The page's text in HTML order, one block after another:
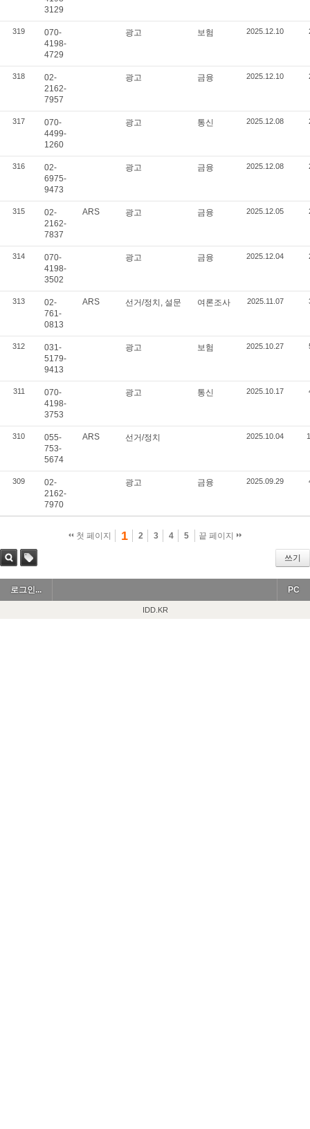
3129
319
070-
4198-
4729
광고 보험 2025.12.10
318
02-
2162-
7957
광고 금융 2025.12.10
317
070-
4499-
1260
광고 통신 2025.12.08
316
02-
6975-
9473
광고 금융 2025.12.08
315
02-
2162-
7837
ARS 광고 금융 2025.12.05
314
070-
4198-
3502
광고 금융 2025.12.04
313
02-
761-
0813
ARS 선거/정치, 설문 여론조사 2025.11.07
312
031-
5179-
9413
광고 보험 2025.10.27
311
070-
4198-
3753
광고 통신 2025.10.17
310
055-
753-
5674
ARS 선거/정치 2025.10.04
309
02-
2162-
7970
광고 금융 2025.09.29
첫 페이지 1 2 3 4 5 끝 페이지
쓰기
로그인...
PC
IDD.KR